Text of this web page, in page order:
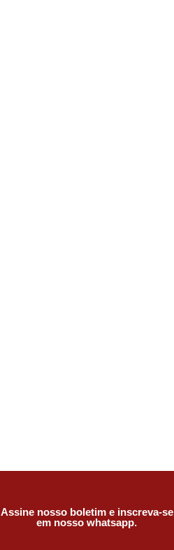
Assine nosso boletim e inscreva-se
em nosso whatsapp.